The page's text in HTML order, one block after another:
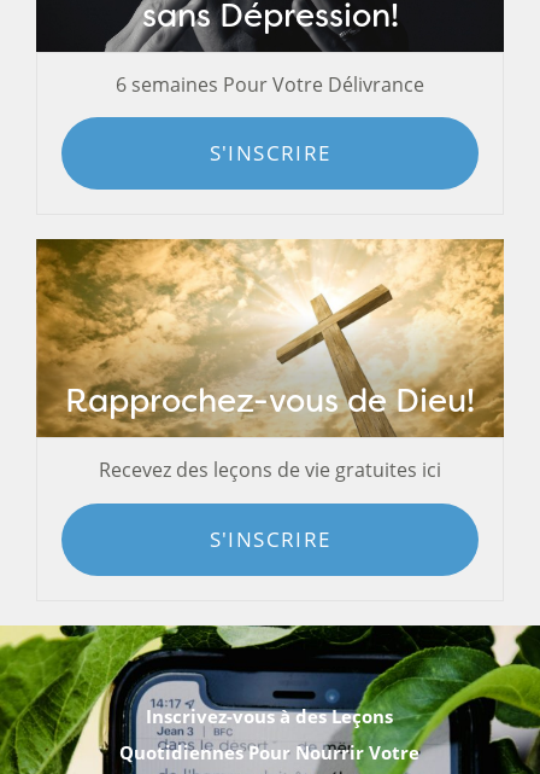
sans Dépression!
6 semaines Pour Votre Délivrance
S'INSCRIRE
Rapprochez-vous de Dieu!
Recevez des leçons de vie gratuites ici
S'INSCRIRE
Inscrivez-vous à des Leçons
Quotidiennes Pour Nourrir Votre